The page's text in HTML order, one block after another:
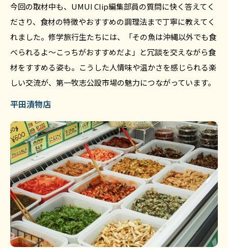
今回の取材中も、UMUI Clip編集部員の質問に快く答えてく
ださり、食材の特徴やおすすめの調理法まで丁寧に教えてく
れました。修学旅行生たちには、「その魚は沖縄以外でも食
べられるよ〜こっちがおすすめだよ」と冗談を交えながら食
材をすすめる姿も。こうした人情味や温かさを感じられる楽
しい交流が、第一牧志公設市場の魅力につながっています。
平田漬物店